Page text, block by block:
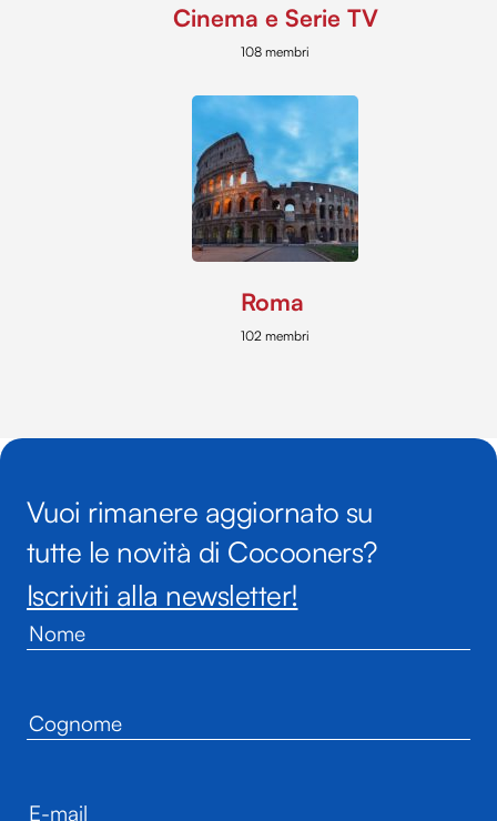
Cinema e Serie TV
108 membri
Roma
102 membri
Vuoi rimanere aggiornato su
tutte le novità di Cocooners?
Iscriviti alla newsletter!